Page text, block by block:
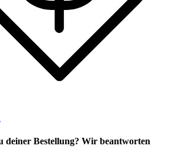
deiner Bestellung? Wir beantworten